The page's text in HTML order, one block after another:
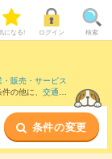
になる! ログイン 検索
・販売・サービス
の他に、 交通費
条件の変更